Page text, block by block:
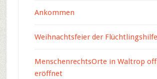
Ankommen
Weihnachtsfeier der Flüchtlingshilfe
MenschenrechtsOrte in Waltrop
eröffnet